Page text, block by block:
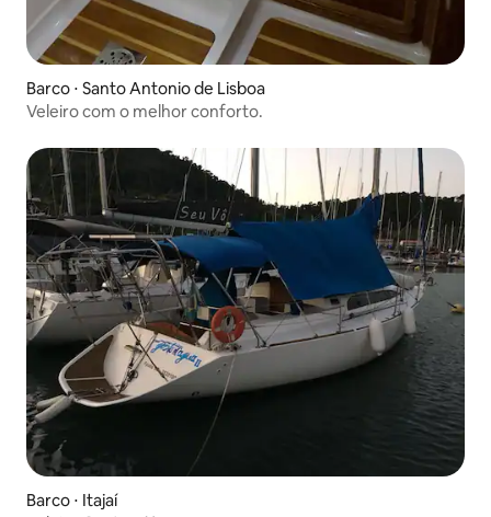
Barco ⋅ Santo Antonio de Lisboa
Veleiro com o melhor conforto.
Barco ⋅ Itajaí